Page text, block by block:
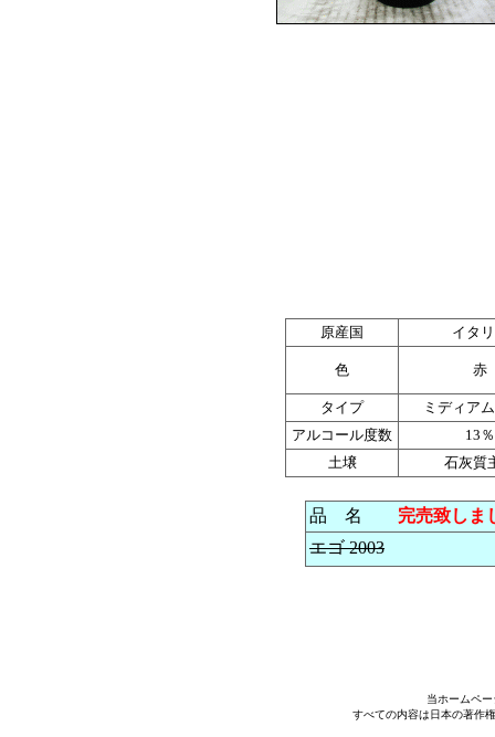
原産国 イタ
色 赤
タイプ
ミディア
アルコール度数
13％
土壌
石灰質
品 名 完売致しま
エゴ 2003
当ホームペ
すべての内容は日本の著作